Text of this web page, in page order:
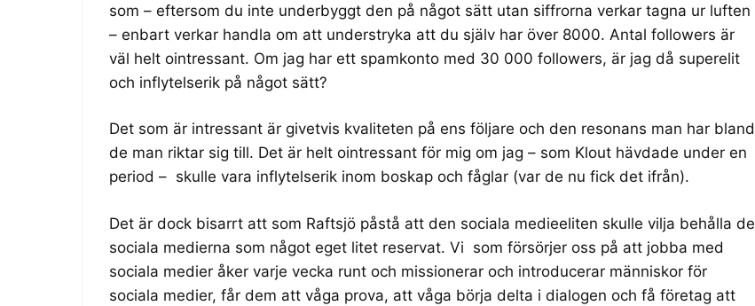
som – eftersom du inte underbyggt den på något sätt utan siffrorna verkar tagna ur luften
– enbart verkar handla om att understryka att du själv har över 8000. Antal followers är
väl helt ointressant. Om jag har ett spamkonto med 30 000 followers, är jag då superelit
och inflytelserik på något sätt?
Det som är intressant är givetvis kvaliteten på ens följare och den resonans man har bland
de man riktar sig till. Det är helt ointressant för mig om jag – som Klout hävdade under en
period – skulle vara inflytelserik inom boskap och fåglar (var de nu fick det ifrån).
Det är dock bisarrt att som Raftsjö påstå att den sociala medieeliten skulle vilja behålla de
sociala medierna som något eget litet reservat. Vi som försörjer oss på att jobba med
sociala medier åker varje vecka runt och missionerar och introducerar människor för
sociala medier, får dem att våga prova, att våga börja delta i dialogen och få företag att